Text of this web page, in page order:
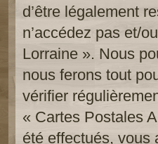
d’être légalement
n’accédez pas et/
Lorraine ». Nous
nous ferons tout
vérifier
« Cartes Postales
été effectués, vous